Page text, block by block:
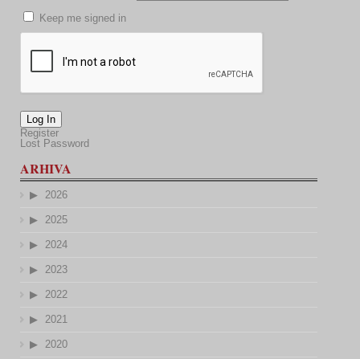
Keep me signed in
Log In
Register
Lost Password
ARHIVA
2026
2025
2024
2023
2022
2021
2020